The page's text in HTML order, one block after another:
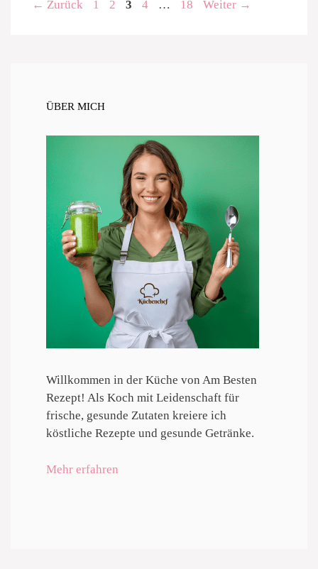
← Zurück Seite
1 Seite
2 Seite
3 Seite
4 … Seite
18 Weiter →
ÜBER MICH
Willkommen in der Küche von Am Besten
Rezept! Als Koch mit Leidenschaft für
frische, gesunde Zutaten kreiere ich
köstliche Rezepte und gesunde Getränke.
Mehr erfahren